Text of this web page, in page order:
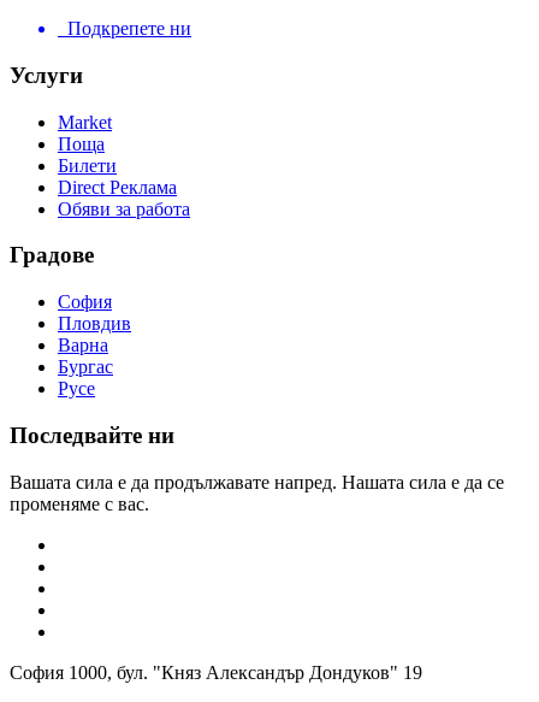
Подкрепете ни
Услуги
Market
Поща
Билети
Direct Реклама
Обяви за работа
Градове
София
Пловдив
Варна
Бургас
Русе
Последвайте ни
Вашата сила е да продължавате напред. Нашата сила е да се
променяме с вас.
София 1000, бул. "Княз Александър Дондуков" 19